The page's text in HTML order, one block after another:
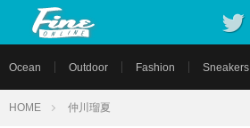
Ocean Outdoor Fashion Sneakers
HOME 仲川瑠夏